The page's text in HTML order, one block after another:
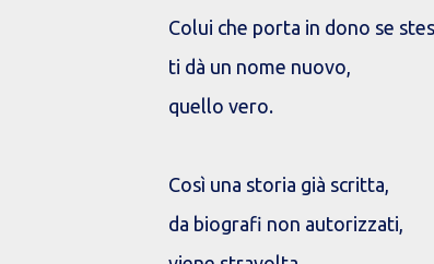
Colui che porta in dono se
ti dà un nome nuovo,
quello vero.
Così una storia già scritta,
da biografi non autorizzati,